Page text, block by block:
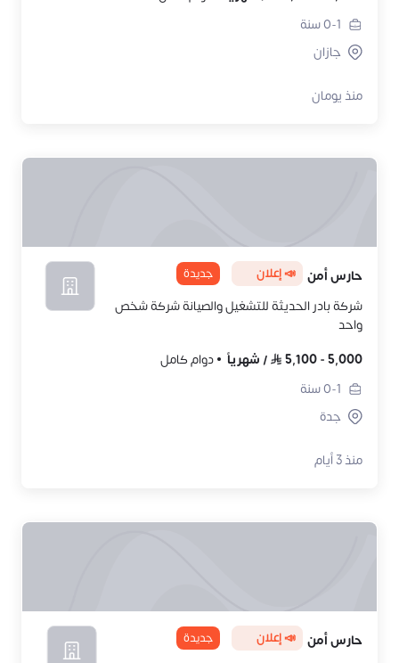
0-1سنة
جازان
منذ يومان
حارس أمن 📣 إعلان جديدة
شركة بادر الحديثة للتشغيل والصيانة شركة شخص
واحد
5,000
-
5,100
/ شهرياً
دوام كامل
0-1سنة
جدة
منذ 3 أيام
حارس أمن 📣 إعلان جديدة